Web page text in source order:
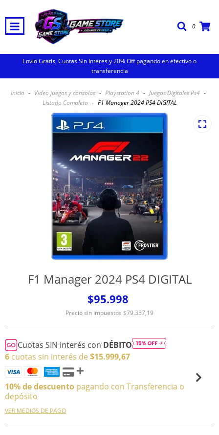
0
Envio Gratis, Cuotas Sin Interes y 20% Off pagando en efectivo o
transferencia
Inicio - Video juegos y consolas - Playstation 4 - Juegos Digitales Ps4 -
Listado Completo - F1 Manager 2024 PS4 DIGITAL
F1 Manager 2024 PS4 DIGITAL
$95.998
Precio sin impuestos $79.337,19
Cuotas SIN interés con DÉBITO
6 cuotas sin interés de $15.999,67
10% de descuento pagando con Transferencia o
depósito
VER MEDIOS DE PAGO